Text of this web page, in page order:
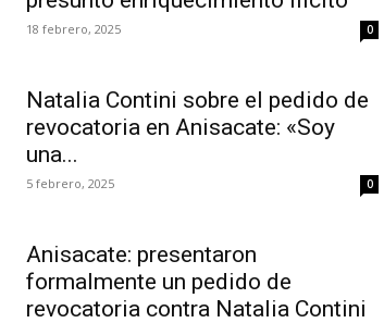
18 febrero, 2025 0
Natalia Contini sobre el pedido de
revocatoria en Anisacate: «Soy
una...
5 febrero, 2025 0
Anisacate: presentaron
formalmente un pedido de
revocatoria contra Natalia Contini